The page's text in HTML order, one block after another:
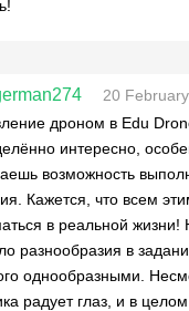
20
дроном в Edu
интересно,
возможность
Кажется, что всем
в реальной жизни!
разнообразия в
однообразными.
радует глаз, и в